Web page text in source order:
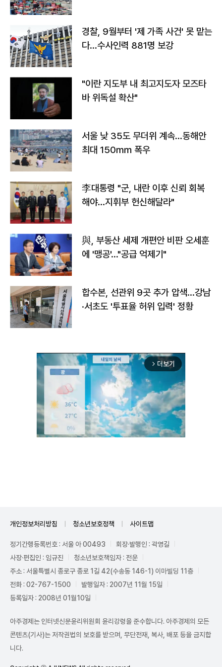
경찰, 9월부터 '제 가족 사건' 못 맡는
다…수사인력 881명 보강
"이란 지도부 내 최고지도자 모즈타
바 위독설 확산"
서울 낮 35도 무더위 계속…동해안
최대 150㎜ 폭우
李대통령 "군, 내란 이후 신뢰 회복
해야…지휘부 헌신해달라"
與, 부동산 세제 개편안 비판 오세훈
에 '맹공'…"공급 억제기"
합수본, 선관위 9곳 추가 압색…강남
·서초도 '투표율 허위 입력' 정황
arrow_forward_ios 더보기
개인정보처리방침 청소년보호정책 사이트맵
정기간행등록번호 : 서울 아 00493
회장·발행인 : 곽영길
사장·편집인 : 임규진
청소년보호책임자 : 전운
주소 : 서울특별시 종로구 종로 1길 42(수송동 146-1) 이마빌딩 11층
전화 : 02-767-1500
발행일자 : 2007년 11월 15일
등록일자 : 2008년 01월10일
아주경제는 인터넷신문윤리위원회 윤리강령을 준수합니다. 아주경제의 모든
콘텐츠(기사)는 저작권법의 보호를 받으며, 무단전재, 복사, 배포 등을 금지합
니다.